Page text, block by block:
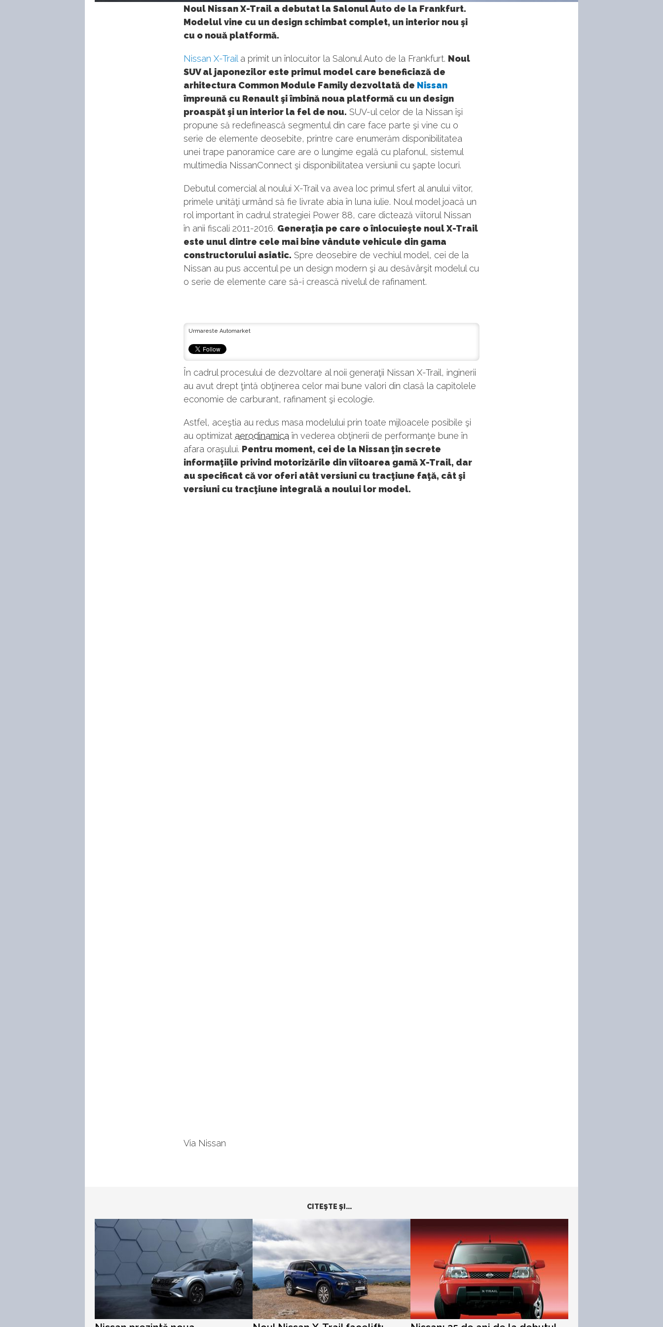
Noul Nissan X-Trail a debutat la Salonul Auto de la Frankfurt.
Modelul vine cu un design schimbat complet, un interior nou şi
cu o nouă platformă.
Nissan X-Traila primit un înlocuitor la Salonul Auto de la Frankfurt. Noul
SUV al japonezilor este primul model care beneficiază de
arhitectura Common Module Family dezvoltată de Nissan
împreună cu Renault şi îmbină noua platformă cu un design
proaspăt şi un interior la fel de nou. SUV-ul celor de la Nissan îşi
propune să redefinească segmentul din care face parte şi vine cu o
serie de elemente deosebite, printre care enumerăm disponibilitatea
unei trape panoramice care are o lungime egală cu plafonul, sistemul
multimedia NissanConnect şi disponibilitatea versiunii cu şapte locuri.
Debutul comercial al noului X-Trail va avea loc primul sfert al anului viitor,
primele unităţi urmând să fie livrate abia în luna iulie. Noul model joacă un
rol important în cadrul strategiei Power 88, care dictează viitorul Nissan
în anii fiscali 2011-2016. Generaţia pe care o înlocuieşte noul X-Trail
este unul dintre cele mai bine vândute vehicule din gama
constructorului asiatic. Spre deosebire de vechiul model, cei de la
Nissan au pus accentul pe un design modern şi au desăvârşit modelul cu
o serie de elemente care să-i crească nivelul de rafinament.
Urmareste Automarket
În cadrul procesului de dezvoltare al noii generaţii Nissan X-Trail, inginerii
au avut drept ţintă obţinerea celor mai bune valori din clasă la capitolele
economie de carburant, rafinament şi ecologie.
Astfel, aceştia au redus masa modelului prin toate mijloacele posibile şi
au optimizat aerodinamicaîn vederea obţinerii de performanţe bune în
afara oraşului. Pentru moment, cei de la Nissan ţin secrete
informaţiile privind motorizările din viitoarea gamă X-Trail, dar
au specificat că vor oferi atât versiuni cu tracţiune faţă, cât şi
versiuni cu tracţiune integrală a noului lor model.
Via Nissan
CITEŞTE ŞI...